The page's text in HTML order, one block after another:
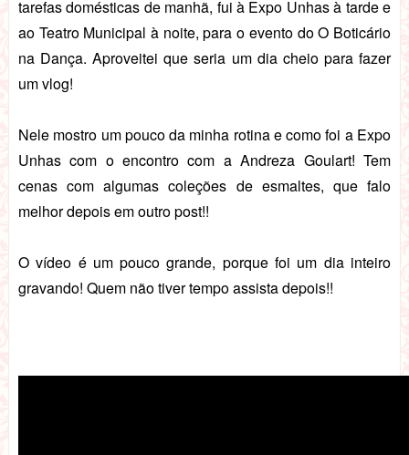
tarefas domésticas de manhã, fui à Expo Unhas à tarde e
ao Teatro Municipal à noite, para o evento do O Boticário
na Dança. Aproveitei que seria um dia cheio para fazer
um vlog!
Nele mostro um pouco da minha rotina e como foi a Expo
Unhas com o encontro com a Andreza Goulart! Tem
cenas com algumas coleções de esmaltes, que falo
melhor depois em outro post!!
O vídeo é um pouco grande, porque foi um dia inteiro
gravando! Quem não tiver tempo assista depois!!